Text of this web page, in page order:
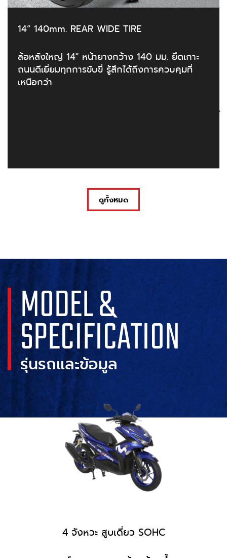
ดูทั้งหมด
14” 140mm. REAR WIDE TIRE
ล้อหลังใหญ่ 14" หน้ายางกว้าง 140 มม. ยึดเกาะ
ถนนดีเยี่ยมทุกการขับขี่ รู้สึกได้ถึงการควบคุมที่
เหนือกว่า
MODEL &
SPECIFICATION
รุ่นรถและข้อมูล
4 จังหวะ สูบเดี่ยว SOHC